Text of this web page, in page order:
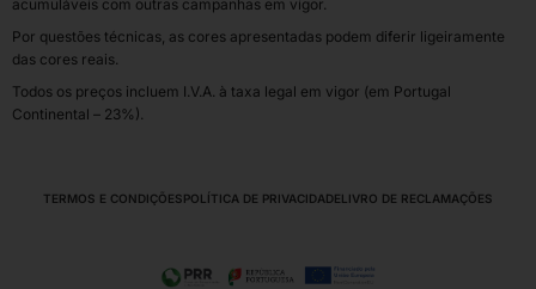
acumuláveis com outras campanhas em vigor.
Por questões técnicas, as cores apresentadas podem diferir ligeiramente
das cores reais.
Todos os preços incluem I.V.A. à taxa legal em vigor (em Portugal
Continental – 23%).
TERMOS E CONDIÇÕESPOLÍTICA DE PRIVACIDADELIVRO DE RECLAMAÇÕES